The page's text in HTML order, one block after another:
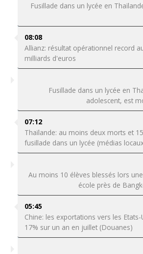
Fusillade dans un lycée en
08:08
Allianz: résultat opérationnel record
milliards d'euros
Fusillade dans un lycée en
adolescent, est
07:12
Thaïlande: au moins deux morts et
fusillade dans un lycée (médias
Au moins 10 élèves blessés lors
école près de
05:45
Chine: les exportations vers les
17% sur un an en juillet (Douanes)